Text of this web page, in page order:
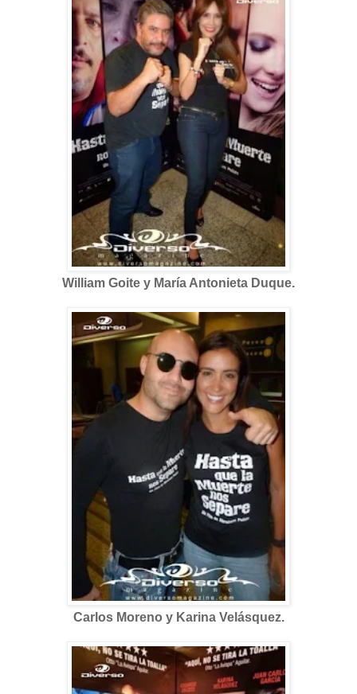
William Goite y María Antonieta Duque.
Carlos Moreno y Karina Velásquez.